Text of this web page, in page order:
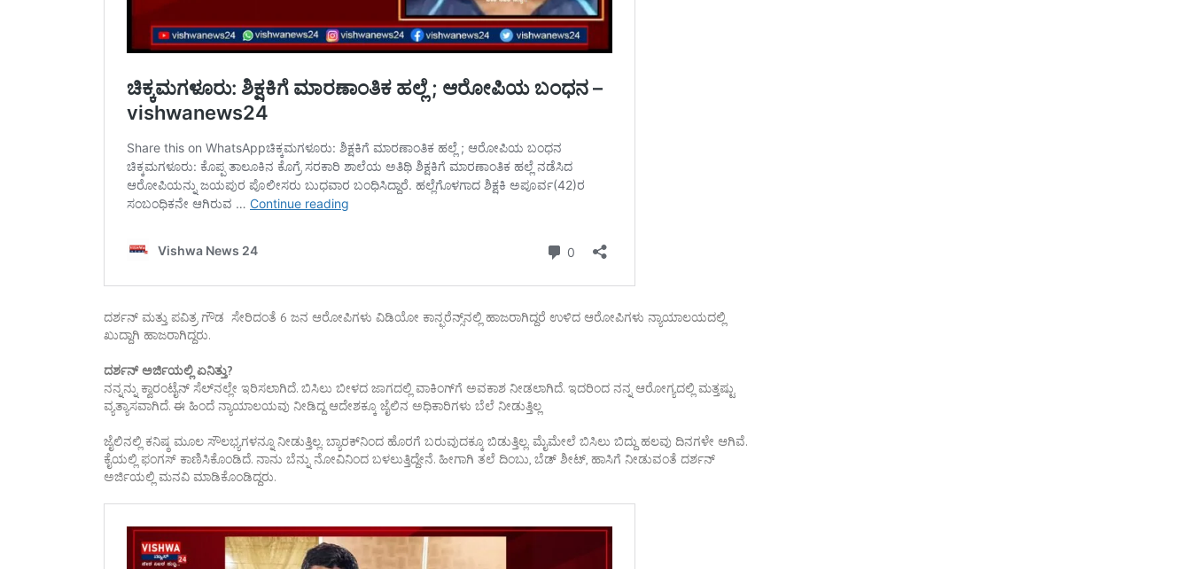
ದರ್ಶನ್ ಮತ್ತು ಪವಿತ್ರ ಗೌಡ ಸೇರಿದಂತೆ 6 ಜನ ಆರೋಪಿಗಳು ವಿಡಿಯೋ ಕಾನ್ಫರೆನ್ಸ್‌ನಲ್ಲಿ ಹಾಜರಾಗಿದ್ದರೆ ಉಳಿದ ಆರೋಪಿಗಳು ನ್ಯಾಯಾಲಯದಲ್ಲಿ
ಖುದ್ದಾಗಿ ಹಾಜರಾಗಿದ್ದರು.
ದರ್ಶನ್‌ ಅರ್ಜಿಯಲ್ಲಿ ಏನಿತ್ತು?
ನನ್ನನ್ನು ಕ್ವಾರಂಟೈನ್‌ ಸೆಲ್‌ನಲ್ಲೇ ಇರಿಸಲಾಗಿದೆ. ಬಿಸಿಲು ಬೀಳದ ಜಾಗದಲ್ಲಿ ವಾಕಿಂಗ್‌ಗೆ ಅವಕಾಶ ನೀಡಲಾಗಿದೆ. ಇದರಿಂದ ನನ್ನ ಆರೋಗ್ಯದಲ್ಲಿ ಮತ್ತಷ್ಟು
ವ್ಯತ್ಯಾಸವಾಗಿದೆ. ಈ ಹಿಂದೆ ನ್ಯಾಯಾಲಯವು ನೀಡಿದ್ದ ಆದೇಶಕ್ಕೂ ಜೈಲಿನ ಅಧಿಕಾರಿಗಳು ಬೆಲೆ ನೀಡುತ್ತಿಲ್ಲ
ಜೈಲಿನಲ್ಲಿ ಕನಿಷ್ಠ ಮೂಲ ಸೌಲಭ್ಯಗಳನ್ನೂ ನೀಡುತ್ತಿಲ್ಲ. ಬ್ಯಾರಕ್‌ನಿಂದ ಹೊರಗೆ ಬರುವುದಕ್ಕೂ ಬಿಡುತ್ತಿಲ್ಲ. ಮೈಮೇಲೆ ಬಿಸಿಲು ಬಿದ್ದು ಹಲವು ದಿನಗಳೇ ಆಗಿವೆ.
ಕೈಯಲ್ಲಿ ಫಂಗಸ್‌ ಕಾಣಿಸಿಕೊಂಡಿದೆ. ನಾನು ಬೆನ್ನು ನೋವಿನಿಂದ ಬಳಲುತ್ತಿದ್ದೇನೆ. ಹೀಗಾಗಿ ತಲೆ ದಿಂಬು, ಬೆಡ್ ಶೀಟ್, ಹಾಸಿಗೆ ನೀಡುವಂತೆ ದರ್ಶನ್‌
ಅರ್ಜಿಯಲ್ಲಿ ಮನವಿ ಮಾಡಿಕೊಂಡಿದ್ದರು.